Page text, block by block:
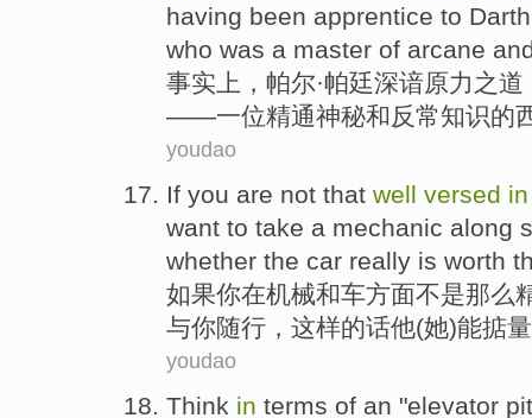
having been apprentice to
who was a master of arcane
事实上 ，帕尔·帕廷深谙原力 之道
——一位精通神秘和 反常知识的
youdao
If you are not that well versed in
want to take a mechanic along
whether the car really is worth
如果你在机械和车方面不是那么
与你随行， 这样的话他(她)能掂
youdao
Think in terms of an "elevator